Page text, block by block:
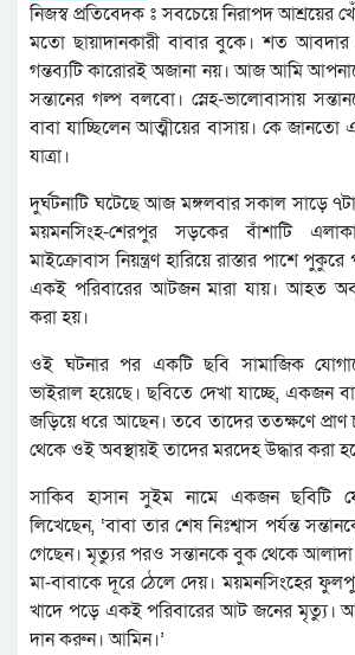
নিজস্ব প্রতিবেদক ঃ সবচেয়ে নিরাপদ আশ্রয়ের
মতো ছায়াদানকারী বাবার বুকে। শত আবদার
গন্তব্যটি কারোরই অজানা নয়। আজ আমি
সন্তানের গল্প বলবো। স্নেহ-ভালোবাসায়
বাবা যাচ্ছিলেন আত্মীয়ের বাসায়। কে
যাত্রা।
দুর্ঘটনাটি ঘটেছে আজ মঙ্গলবার সকাল সাড়ে
ময়মনসিংহ-শেরপুর সড়কের বাঁশাটি
মাইক্রোবাস নিয়ন্ত্রণ হারিয়ে রাস্তার পাশে
একই পরিবারের আটজন মারা যায়। আহত
করা হয়।
ওই ঘটনার পর একটি ছবি সামাজিক
ভাইরাল হয়েছে। ছবিতে দেখা যাচ্ছে, একজন
জড়িয়ে ধরে আছেন। তবে তাদের ততক্ষণে প্রাণ
থেকে ওই অবস্থায়ই তাদের মরদেহ উদ্ধার করা
সাকিব হাসান সুইম নামে একজন ছবিটি
লিখেছেন, ‘বাবা তার শেষ নিঃশ্বাস পর্যন্ত
গেছেন। মৃত্যুর পরও সন্তানকে বুক থেকে আলাদা
মা-বাবাকে দূরে ঠেলে দেয়। ময়মনসিংহের
খাদে পড়ে একই পরিবারের আট জনের মৃত্যু।
দান করুন। আমিন।’